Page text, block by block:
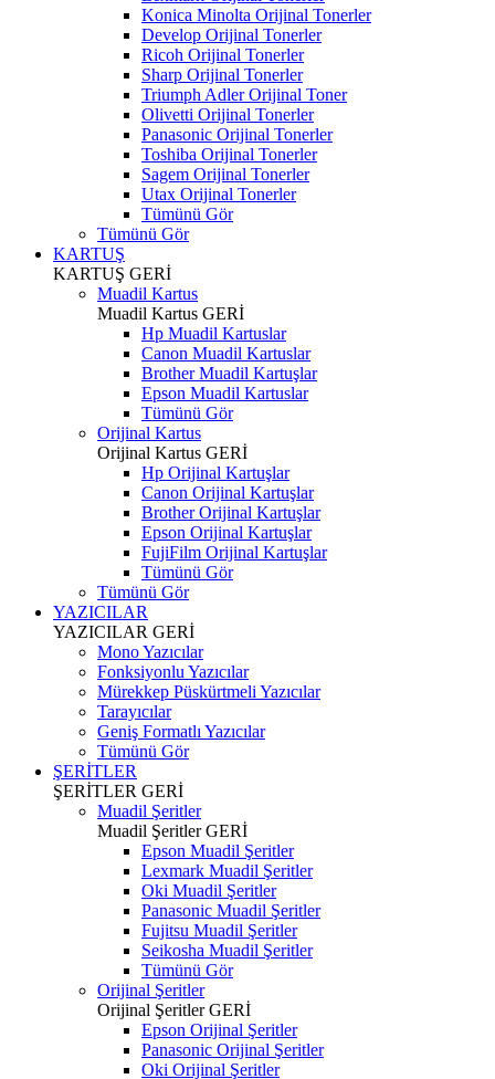
Konica Minolta Orijinal Tonerler
Develop Orijinal Tonerler
Ricoh Orijinal Tonerler
Sharp Orijinal Tonerler
Triumph Adler Orijinal Toner
Olivetti Orijinal Tonerler
Panasonic Orijinal Tonerler
Toshiba Orijinal Tonerler
Sagem Orijinal Tonerler
Utax Orijinal Tonerler
Tümünü Gör
Tümünü Gör
KARTUŞ
KARTUŞ GERİ
Muadil Kartus
Muadil Kartus GERİ
Hp Muadil Kartuslar
Canon Muadil Kartuslar
Brother Muadil Kartuşlar
Epson Muadil Kartuslar
Tümünü Gör
Orijinal Kartus
Orijinal Kartus GERİ
Hp Orijinal Kartuşlar
Canon Orijinal Kartuşlar
Brother Orijinal Kartuşlar
Epson Orijinal Kartuşlar
FujiFilm Orijinal Kartuşlar
Tümünü Gör
Tümünü Gör
YAZICILAR
YAZICILAR GERİ
Mono Yazıcılar
Fonksiyonlu Yazıcılar
Mürekkep Püskürtmeli Yazıcılar
Tarayıcılar
Geniş Formatlı Yazıcılar
Tümünü Gör
ŞERİTLER
ŞERİTLER GERİ
Muadil Şeritler
Muadil ŞeritlerGERİ
Epson Muadil Şeritler
Lexmark Muadil Şeritler
Oki Muadil Şeritler
Panasonic Muadil Şeritler
Fujitsu Muadil Şeritler
Seikosha Muadil Şeritler
Tümünü Gör
Orijinal Şeritler
Orijinal ŞeritlerGERİ
Epson Orijinal Şeritler
Panasonic Orijinal Şeritler
Oki Orijinal Şeritler